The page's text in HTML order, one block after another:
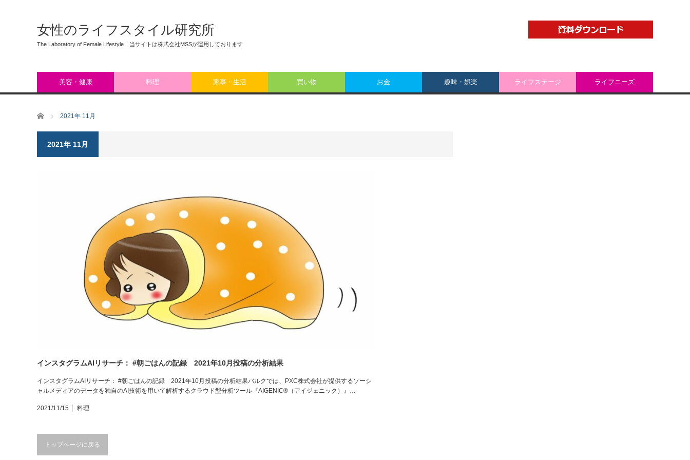
女性のライフスタイル研究所
The Laboratory of Female Lifestyle 当サイトは株式会社MSSが運用しております
美容・健康 料理 家事・生活 買い物 お金 趣味・娯楽 ライフステージ ライフニーズ
ホーム 2021年 11月
2021年 11月
インスタグラムAIリサーチ： #朝ごはんの記録 2021年10月投稿の分析結果
インスタグラムAIリサーチ： #朝ごはんの記録 2021年10月投稿の分析結果バルクでは、PXC株式会社が提供するソーシ
ャルメディアのデータを独自のAI技術を用いて解析するクラウド型分析ツール『AIGENIC®（アイジェニック）』…
2021/11/15 料理
トップページに戻る